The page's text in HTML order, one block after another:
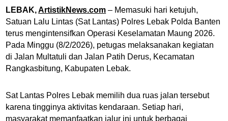
LEBAK,ArtistikNews.com – Memasuki hari ketujuh,
Satuan Lalu Lintas (Sat Lantas) Polres Lebak Polda Banten
terus mengintensifkan Operasi Keselamatan Maung 2026.
Pada Minggu (8/2/2026), petugas melaksanakan kegiatan
di Jalan Multatuli dan Jalan Patih Derus, Kecamatan
Rangkasbitung, Kabupaten Lebak.
Sat Lantas Polres Lebak memilih dua ruas jalan tersebut
karena tingginya aktivitas kendaraan. Setiap hari,
masyarakat memanfaatkan jalur ini untuk berbagai